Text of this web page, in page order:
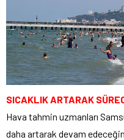
SICAKLIK ARTARAK
Hava tahmin uzmanları
daha artarak devam